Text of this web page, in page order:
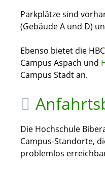
Parkplätze sind
(Gebäude A und D)
Ebenso bietet die HBC
Campus Aspach und
Campus Stadt an.
Die Hochschule
Campus-Standorte,
problemlos